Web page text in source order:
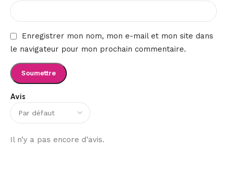
Avis
Il n’y a pas encore d’avis.
Enregistrer mon nom, mon e-mail et mon site dans
le navigateur pour mon prochain commentaire.